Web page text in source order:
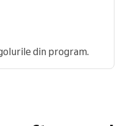
din program.